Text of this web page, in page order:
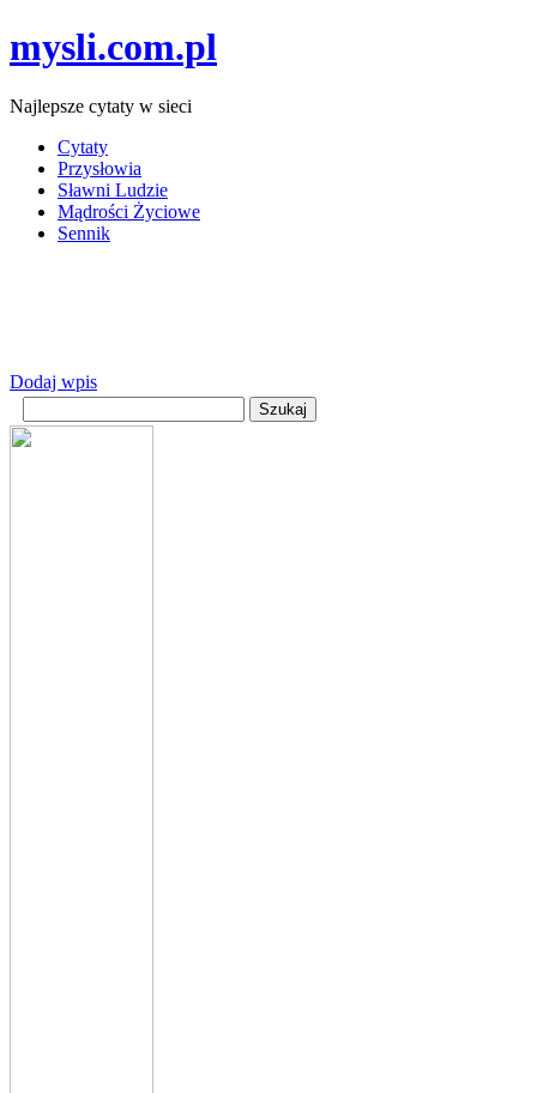
mysli.com.pl
Najlepsze cytaty w sieci
Cytaty
Przysłowia
Sławni Ludzie
Mądrości Życiowe
Sennik
Dodaj wpis